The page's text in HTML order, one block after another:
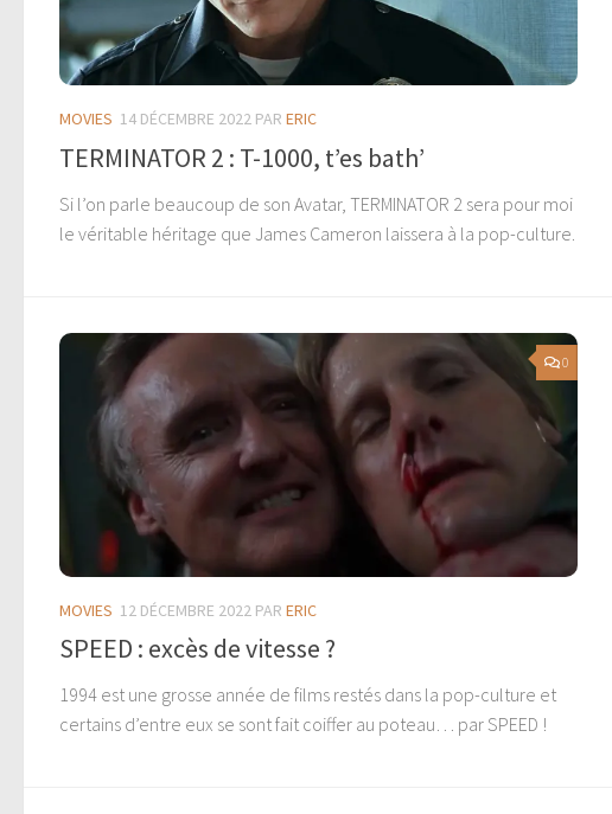
MOVIES 14 DÉCEMBRE 2022 PAR ERIC
TERMINATOR 2 : T-1000, t’es bath’
Si l’on parle beaucoup de son Avatar, TERMINATOR 2 sera pour moi
le véritable héritage que James Cameron laissera à la pop-culture.
0
MOVIES 12 DÉCEMBRE 2022 PAR ERIC
SPEED : excès de vitesse ?
1994 est une grosse année de films restés dans la pop-culture et
certains d’entre eux se sont fait coiffer au poteau… par SPEED !